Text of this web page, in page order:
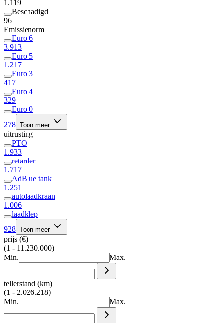
1.119
Beschadigd
96
Emissienorm
Euro 6
3.913
Euro 5
1.217
Euro 3
417
Euro 4
329
Euro 0
278 Toon meer
uitrusting
PTO
1.933
retarder
1.717
AdBlue tank
1.251
autolaadkraan
1.006
laadklep
928 Toon meer
prijs (€)
(1 - 11.230.000)
Min.
Max.
tellerstand (km)
(1 - 2.026.218)
Min.
Max.